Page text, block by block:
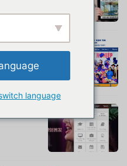
部交流
箱申请
language